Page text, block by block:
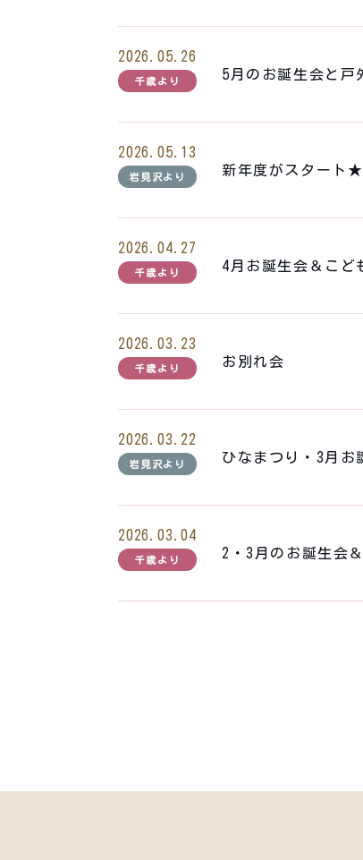
2026.05.26
千歳より 5月のお誕生会と戸
2026.05.13
岩見沢より 新年度がスタート★
2026.04.27
千歳より 4月お誕生会＆こど
2026.03.23
千歳より お別れ会
2026.03.22
岩見沢より ひなまつり・3月
2026.03.04
千歳より 2・3月のお誕生会